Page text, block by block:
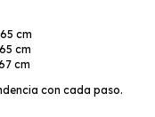
cm
cm
cm
con cada paso.